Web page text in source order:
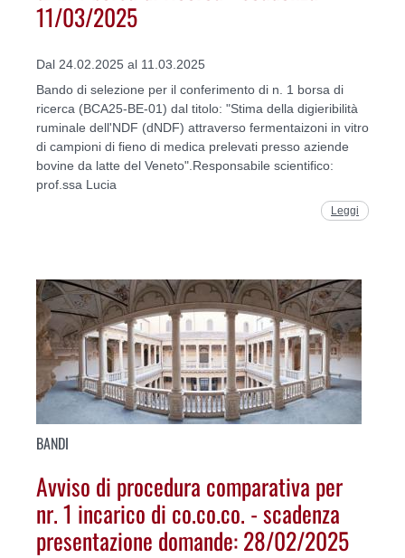
11/03/2025
Dal 24.02.2025 al 11.03.2025
Bando di selezione per il conferimento di n. 1 borsa di
ricerca (BCA25-BE-01) dal titolo: "Stima della digieribilità
ruminale dell'NDF (dNDF) attraverso fermentaizoni in vitro
di campioni di fieno di medica prelevati presso aziende
bovine da latte del Veneto".Responsabile scientifico:
prof.ssa Lucia
Leggi
BANDI
Avviso di procedura comparativa per
nr. 1 incarico di co.co.co. - scadenza
presentazione domande: 28/02/2025